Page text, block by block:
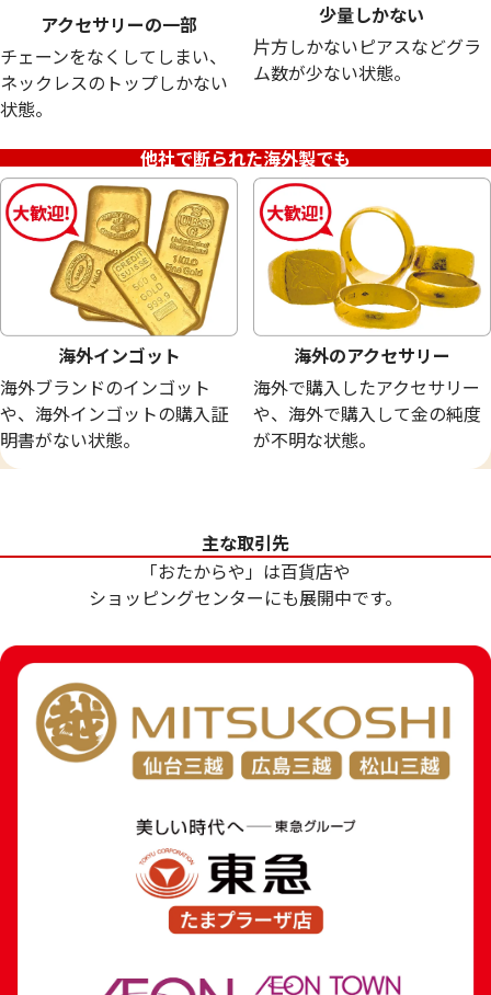
18金 (K18) メガネ
20.0g
参考買取価格
24金 (K24) ネック
13.5g
参考買取価格
参考買取価格
288,600
7.8g
アクセサリーの一部
チェーンをなくしてしまい、
ネックレスのトップしかない
状態。
少量しかない
片方しかないピアスなどグラ
ム数が少ない状態。
他社で断られた海外製でも
海外インゴット
海外ブランドのインゴット
や、海外インゴットの購入証
明書がない状態。
海外のアクセサリー
海外で購入したアクセサリー
や、海外で購入して金の純度
が不明な状態。
主な取引先
「おたからや」は百貨店や
ショッピングセンターにも展開中です。